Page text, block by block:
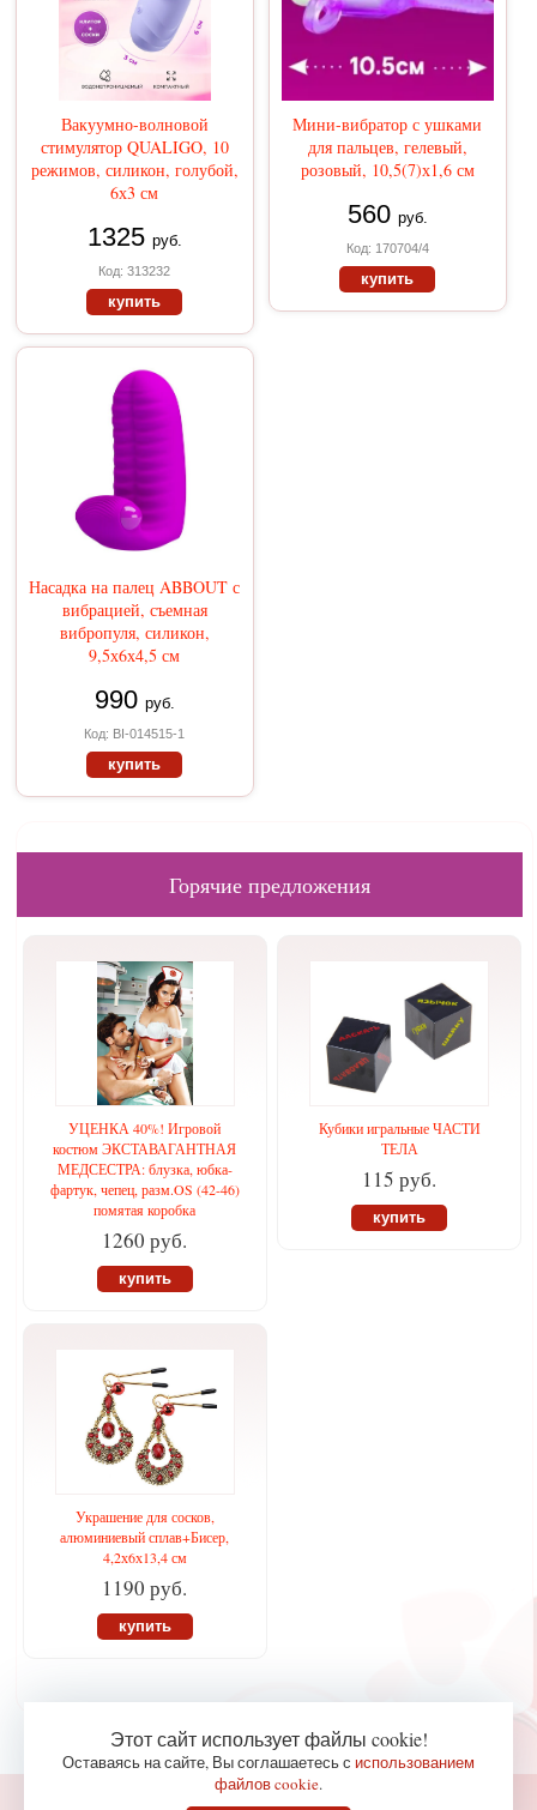
Вакуумно-волновой
стимулятор QUALIGO, 10
режимов, силикон, голубой,
6х3 см
1325 руб.
Код: 313232
купить
Мини-вибратор с ушками
для пальцев, гелевый,
розовый, 10,5(7)х1,6 см
560 руб.
Код: 170704/4
купить
Насадка на палец ABBOUT с
вибрацией, съемная
вибропуля, силикон,
9,5х6х4,5 см
990 руб.
Код: BI-014515-1
купить
Горячие предложения
УЦЕНКА 40%! Игровой
костюм ЭКСТАВАГАНТНАЯ
МЕДСЕСТРА: блузка, юбка-
фартук, чепец, разм.OS (42-46)
помятая коробка
1260 руб.
купить
Кубики игральные ЧАСТИ
ТЕЛА
115 руб.
купить
Украшение для сосков,
алюминиевый сплав+Бисер,
4,2х6х13,4 см
1190 руб.
купить
Этот сайт использует файлы cookie!
Оставаясь на сайте, Вы соглашаетесь с использованием
файлов cookie.